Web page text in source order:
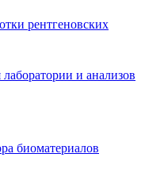
рентгеновских
и анализов
биоматериалов